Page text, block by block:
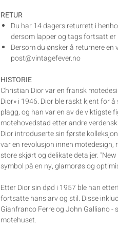
RETUR
Du har 14 dagers returrett i
dersom lapper og tags fortsatt er
Dersom du ønsker å returnere
post@vintagefever.no
HISTORIE
Christian Dior var en fransk
Dior» i 1946. Dior ble raskt kjent for
plagg, og han var en av de viktigste
motehovedstad etter andre
Dior introduserte sin første
var en revolusjon innen motedesign,
store skjørt og delikate detaljer.
symbol på en ny, glamorøs og
Etter Dior sin død i 1957 ble han
fortsatte hans arv og stil. Disse
Gianfranco Ferre og John Galliano -
motehuset.